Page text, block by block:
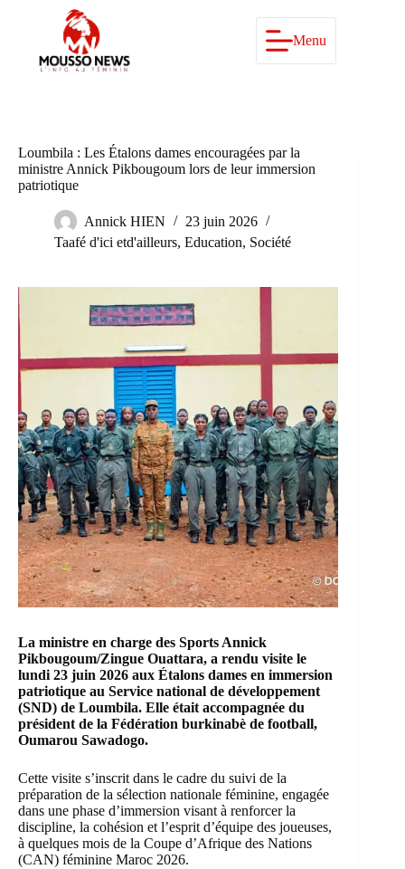
Menu
Loumbila : Les Étalons dames encouragées par la
ministre Annick Pikbougoum lors de leur immersion
patriotique
Annick HIEN
23 juin 2026
Taafé d'ici etd'ailleurs, Education, Société
La ministre en charge des Sports Annick
Pikbougoum/Zingue Ouattara, a rendu visite le
lundi 23 juin 2026 aux Étalons dames en immersion
patriotique au Service national de développement
(SND) de Loumbila. Elle était accompagnée du
président de la Fédération burkinabè de football,
Oumarou Sawadogo.
Cette visite s’inscrit dans le cadre du suivi de la
préparation de la sélection nationale féminine, engagée
dans une phase d’immersion visant à renforcer la
discipline, la cohésion et l’esprit d’équipe des joueuses,
à quelques mois de la Coupe d’Afrique des Nations
(CAN) féminine Maroc 2026.